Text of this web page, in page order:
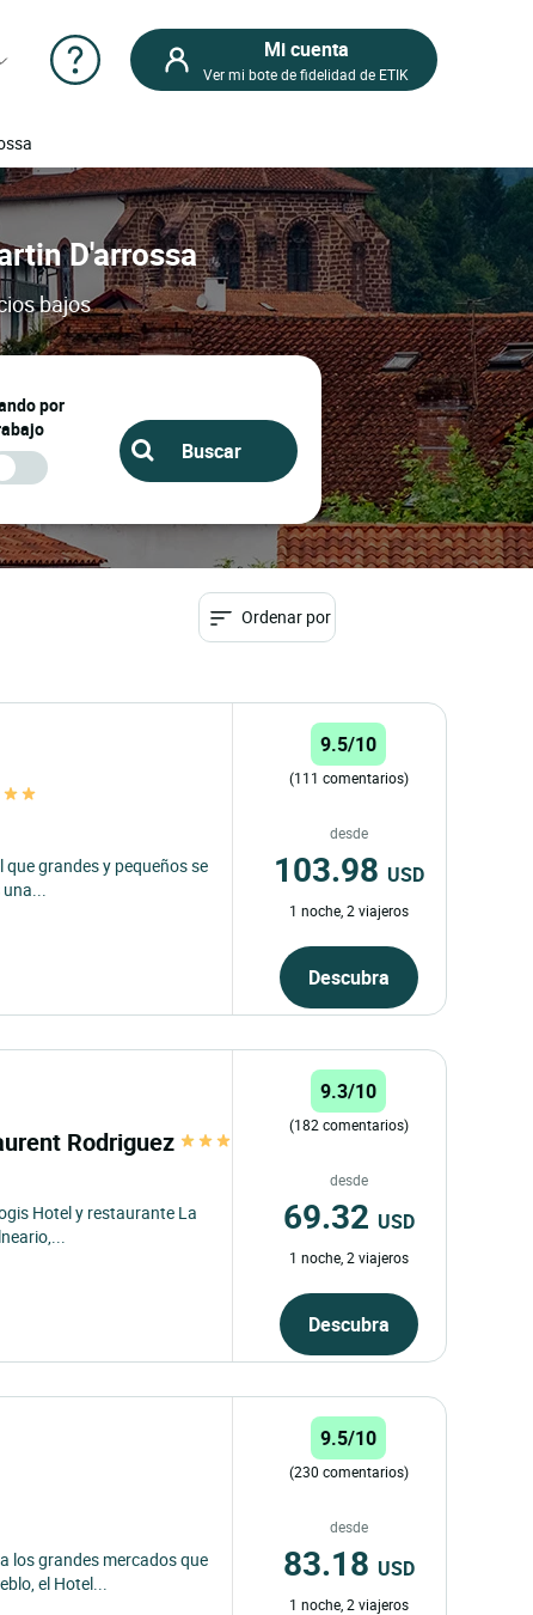
Mi cuenta
Ver mi bote de fidelidad de ETIK
D'arrossa
bajos
por
Ordenar por
grandes y pequeños se
9.5/10
(111 comentarios)
desde
103.98 USD
1 noche, 2 viajeros
Descubra
Rodriguez
Hotel y restaurante La
9.3/10
(182 comentarios)
desde
69.32 USD
1 noche, 2 viajeros
Descubra
los grandes mercados que
el Hotel...
9.5/10
(230 comentarios)
desde
83.18 USD
1 noche, 2 viajeros